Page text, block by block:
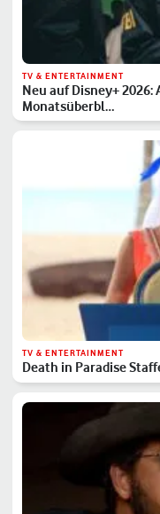
TV & ENTERTAINMENT
Neu auf Disney+
Monatsüberbl…
TV & ENTERTAINMENT
Death in Paradise